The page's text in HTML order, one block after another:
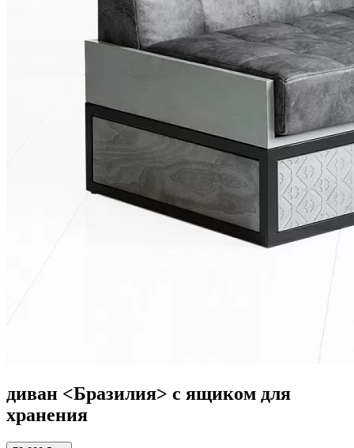
диван <Бразилия> с ящиком для
хранения